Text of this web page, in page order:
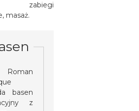
zabiegi
masaż.
Roman
basen
z